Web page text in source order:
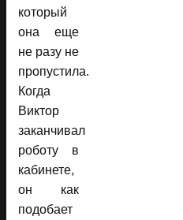
который
она еще
не разу не
пропустила.
Когда
Виктор
заканчивал
роботу в
кабинете,
он как
подобает